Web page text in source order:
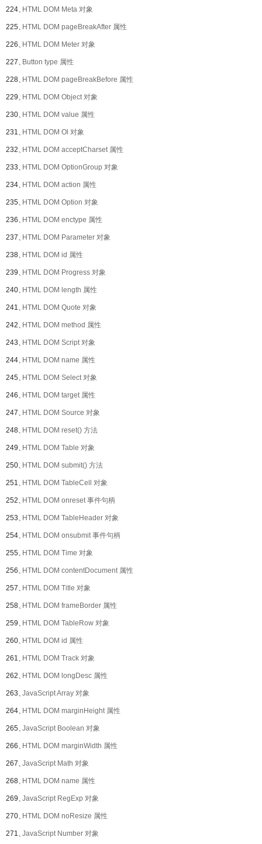
224、HTML DOM Meta 对象
225、HTML DOM pageBreakAfter 属性
226、HTML DOM Meter 对象
227、Button type 属性
228、HTML DOM pageBreakBefore 属性
229、HTML DOM Object 对象
230、HTML DOM value 属性
231、HTML DOM Ol 对象
232、HTML DOM acceptCharset 属性
233、HTML DOM OptionGroup 对象
234、HTML DOM action 属性
235、HTML DOM Option 对象
236、HTML DOM enctype 属性
237、HTML DOM Parameter 对象
238、HTML DOM id 属性
239、HTML DOM Progress 对象
240、HTML DOM length 属性
241、HTML DOM Quote 对象
242、HTML DOM method 属性
243、HTML DOM Script 对象
244、HTML DOM name 属性
245、HTML DOM Select 对象
246、HTML DOM target 属性
247、HTML DOM Source 对象
248、HTML DOM reset() 方法
249、HTML DOM Table 对象
250、HTML DOM submit() 方法
251、HTML DOM TableCell 对象
252、HTML DOM onreset 事件句柄
253、HTML DOM TableHeader 对象
254、HTML DOM onsubmit 事件句柄
255、HTML DOM Time 对象
256、HTML DOM contentDocument 属性
257、HTML DOM Title 对象
258、HTML DOM frameBorder 属性
259、HTML DOM TableRow 对象
260、HTML DOM id 属性
261、HTML DOM Track 对象
262、HTML DOM longDesc 属性
263、JavaScript Array 对象
264、HTML DOM marginHeight 属性
265、JavaScript Boolean 对象
266、HTML DOM marginWidth 属性
267、JavaScript Math 对象
268、HTML DOM name 属性
269、JavaScript RegExp 对象
270、HTML DOM noResize 属性
271、JavaScript Number 对象